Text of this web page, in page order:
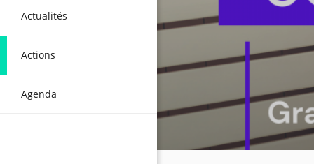
Actualités
Actions
Agenda